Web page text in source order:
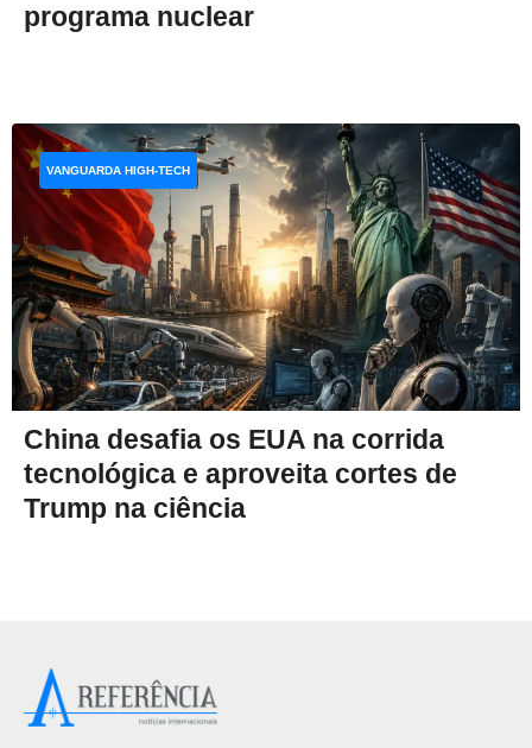
programa nuclear
China desafia os EUA na corrida
tecnológica e aproveita cortes de
Trump na ciência
VANGUARDA HIGH-TECH